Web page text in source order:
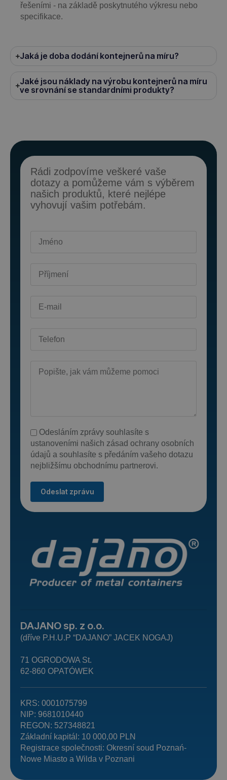
řešeními - na základě poskytnutého výkresu nebo
specifikace.
Jaká je doba dodání kontejnerů na míru?
Jaké jsou náklady na výrobu kontejnerů na míru
ve srovnání se standardními produkty?
Rádi zodpovíme veškeré vaše
dotazy a pomůžeme vám s výběrem
našich produktů, které nejlépe
vyhovují vašim potřebám.
Odesláním zprávy souhlasíte s
ustanoveními našich zásad ochrany osobních
údajů a souhlasíte s předáním vašeho dotazu
nejbližšímu obchodnímu partnerovi.
Odeslat zprávu
DAJANO sp. z o.o.
(dříve P.H.U.P “DAJANO” JACEK NOGAJ)
71 OGRODOWA St.
62-860 OPATÓWEK
KRS: 0001075799
NIP: 9681010440
REGON: 527348821
Základní kapitál: 10 000,00 PLN
Registrace společnosti: Okresní soud Poznań-
Nowe Miasto a Wilda v Poznani